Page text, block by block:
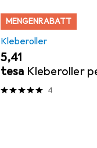
MENGENRABATT
Kleberoller
EUR
5,41
tesa Kleberoller
4